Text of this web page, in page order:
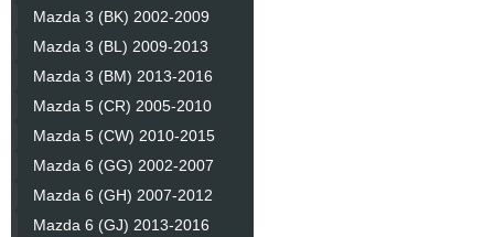
Mazda 3 (BK) 2002-2009
Mazda 3 (BL) 2009-2013
Mazda 3 (BM) 2013-2016
Mazda 5 (CR) 2005-2010
Mazda 5 (CW) 2010-2015
Mazda 6 (GG) 2002-2007
Mazda 6 (GH) 2007-2012
Mazda 6 (GJ) 2013-2016